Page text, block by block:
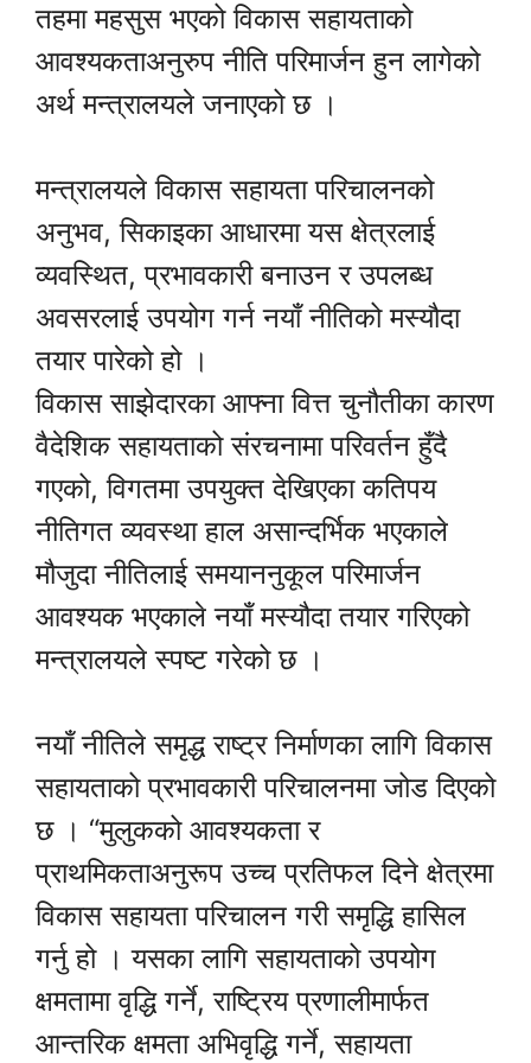
तहमा महसुस भएको विकास सहायताको
आवश्यकताअनुरुप नीति परिमार्जन हुन लागेको
अर्थ मन्त्रालयले जनाएको छ ।
मन्त्रालयले विकास सहायता परिचालनको
अनुभव, सिकाइका आधारमा यस क्षेत्रलाई
व्यवस्थित, प्रभावकारी बनाउन र उपलब्ध
अवसरलाई उपयोग गर्न नयाँ नीतिको मस्यौदा
तयार पारेको हो ।
विकास साझेदारका आफ्ना वित्त चुनौतीका कारण
वैदेशिक सहायताको संरचनामा परिवर्तन हुँदै
गएको, विगतमा उपयुक्त देखिएका कतिपय
नीतिगत व्यवस्था हाल असान्दर्भिक भएकाले
मौजुदा नीतिलाई समयाननुकूल परिमार्जन
आवश्यक भएकाले नयाँ मस्यौदा तयार गरिएको
मन्त्रालयले स्पष्ट गरेको छ ।
नयाँ नीतिले समृद्ध राष्ट्र निर्माणका लागि विकास
सहायताको प्रभावकारी परिचालनमा जोड दिएको
छ । “मुलुकको आवश्यकता र
प्राथमिकताअनुरूप उच्च प्रतिफल दिने क्षेत्रमा
विकास सहायता परिचालन गरी समृद्धि हासिल
गर्नु हो । यसका लागि सहायताको उपयोग
क्षमतामा वृद्धि गर्ने, राष्ट्रिय प्रणालीमार्फत
आन्तरिक क्षमता अभिवृद्धि गर्ने, सहायता